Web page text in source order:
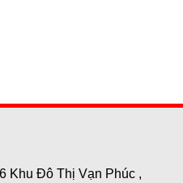
Khu Đô Thị Vạn Phúc ,